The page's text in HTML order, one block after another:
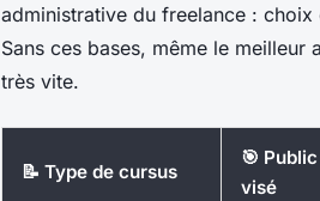
administrative du freelance : choix
Sans ces bases, même le
très vite.
📝 Type de cursus
🎯 Public
visé